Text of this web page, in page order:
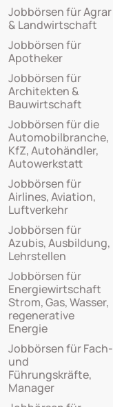
Jobbörsen für Agrar
& Landwirtschaft
Jobbörsen für
Apotheker
Jobbörsen für
Architekten &
Bauwirtschaft
Jobbörsen für die
Automobilbranche,
KfZ, Autohändler,
Autowerkstatt
Jobbörsen für
Airlines, Aviation,
Luftverkehr
Jobbörsen für
Azubis, Ausbildung,
Lehrstellen
Jobbörsen für
Energiewirtschaft
Strom, Gas, Wasser,
regenerative
Energie
Jobbörsen für Fach-
und
Führungskräfte,
Manager